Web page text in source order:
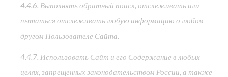
4.4.6. Выполнять обратный поиск, отслеживать или
пытаться отслеживать любую информацию о любом
другом Пользователе Сайта.
4.4.7. Использовать Сайт и его Содержание в любых
целях, запрещенных законодательством России, а также